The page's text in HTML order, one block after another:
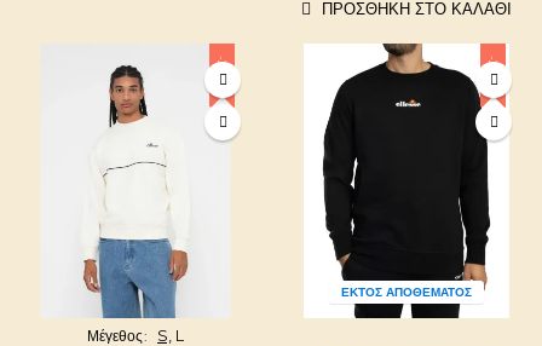
ΠΡΟΣΘΉΚΗ ΣΤΟ ΚΑΛΆΘΙ
-20%
Μέγεθος S, L
ΕΚΤΌΣ ΑΠΟΘΈΜΑΤΟΣ
-20%